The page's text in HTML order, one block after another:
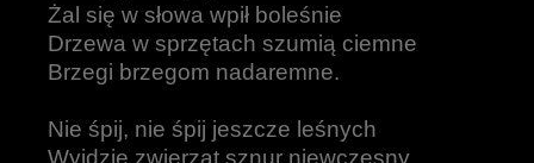
Żal się w słowa wpił boleśnie
Drzewa w sprzętach szumią ciemne
Brzegi brzegom nadaremne.
Nie śpij, nie śpij jeszcze leśnych
Wyjdzie zwierząt sznur niewczesny